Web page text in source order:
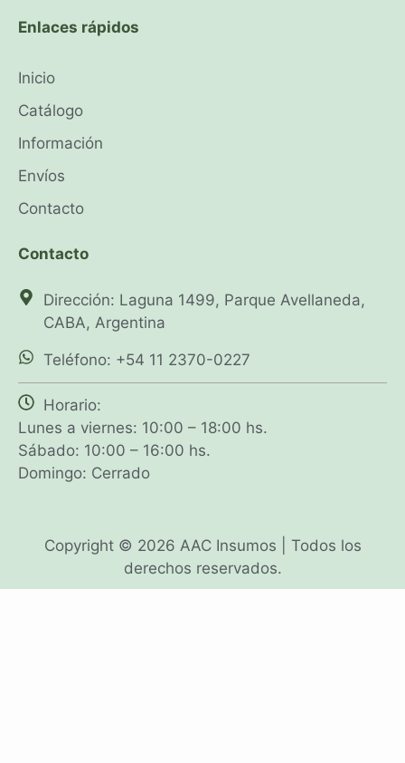
Enlaces rápidos
Inicio
Catálogo
Información
Envíos
Contacto
Contacto
Dirección: Laguna 1499, Parque Avellaneda,
CABA, Argentina
Teléfono: +54 11 2370-0227
Horario:
Lunes a viernes: 10:00 – 18:00 hs.
Sábado: 10:00 – 16:00 hs.
Domingo: Cerrado
Copyright © 2026 AAC Insumos | Todos los
derechos reservados.